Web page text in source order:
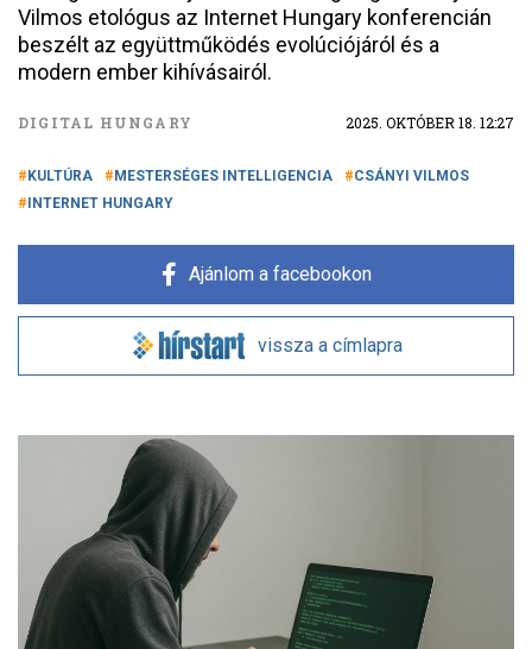
Vilmos etológus az Internet Hungary konferencián
beszélt az együttműködés evolúciójáról és a
modern ember kihívásairól.
DIGITAL HUNGARY 2025. OKTÓBER 18. 12:27
KULTÚRA MESTERSÉGES INTELLIGENCIA
CSÁNYI VILMOS
INTERNET HUNGARY
Ajánlom a facebookon
vissza a címlapra